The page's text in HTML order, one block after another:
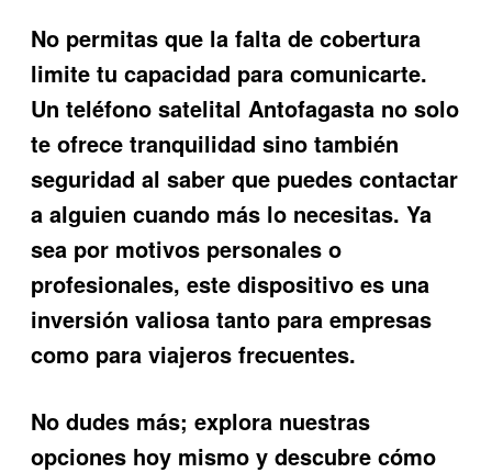
No permitas que la falta de cobertura
limite tu capacidad para comunicarte.
Unteléfono satelital Antofagasta no solo
te ofrece tranquilidad sino también
seguridad al saber que puedes contactar
a alguien cuando más lo necesitas. Ya
sea por motivos personales o
profesionales, este dispositivo es una
inversión valiosa tanto para empresas
como para viajeros frecuentes.
No dudes más; explora nuestras
opciones hoy mismo y descubre cómo